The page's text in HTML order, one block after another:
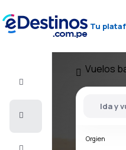
Tu
Vuelos
Ida y
Orgien